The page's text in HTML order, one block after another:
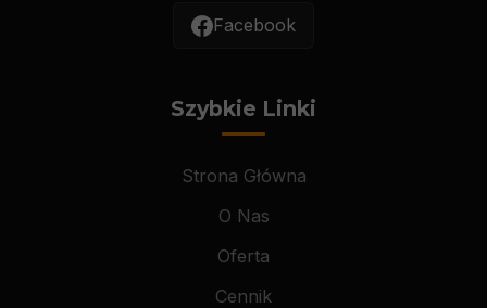
Facebook
Szybkie Linki
Strona Główna
O Nas
Oferta
Cennik